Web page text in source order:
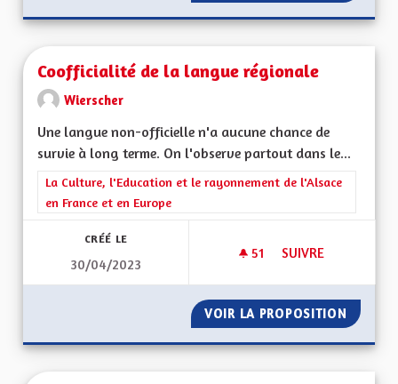
Coofficialité de la langue régionale
Wierscher
Une langue non-officielle n'a aucune chance de
survie à long terme. On l'observe partout dans le...
Filtrer les résultats de la catégorie : La Culture, l'Education et
La Culture, l'Education et le rayonnement de l'Alsace
en France et en Europe
CRÉÉ LE
30/04/2023
51 51 ABONNÉS
SUIVRE
VOIR LA PROPOSITION